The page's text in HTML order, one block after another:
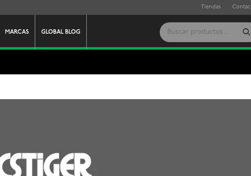
MARCAS GLOBAL BLOG
Tiendas